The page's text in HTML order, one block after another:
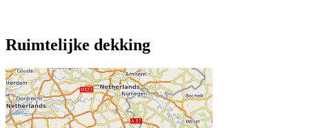
Ruimtelijke dekking